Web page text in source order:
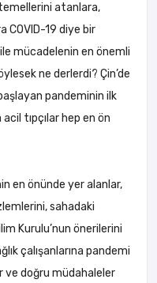
temellerini atanlara,
COVID-19 diye bir
mücadelenin en önemli
ne derlerdi? Çin’de
pandeminin ilk
tıpçılar hep en ön
en önünde yer alanlar,
sahadaki
Kurulu’nun önerilerini
çalışanlarına pandemi
ve doğru müdahaleler